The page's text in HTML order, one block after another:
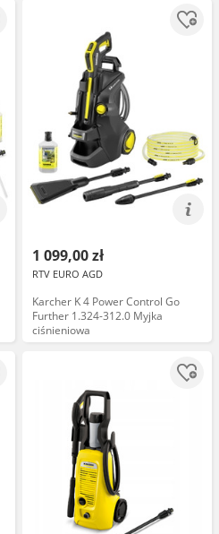
1 099,00 zł
RTV EURO AGD
Karcher K 4 Power Control Go
Further 1.324-312.0 Myjka
ciśnieniowa